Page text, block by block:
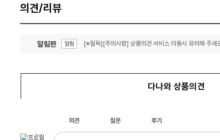
의견/리뷰
알림판 알림 [※필독][주의사항] 상품의견 서비스 이용시 유의해 주세
다나와 상품의견
의견 질문 후기